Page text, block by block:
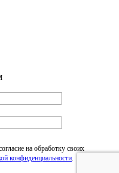
на обработку своих
конфиденциальности.